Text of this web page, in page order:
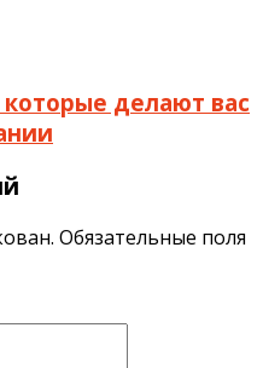
которые делают вас
Обязательные поля